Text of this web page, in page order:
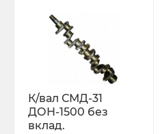
К/вал СМД-31
ДОН-1500 без
вклад.